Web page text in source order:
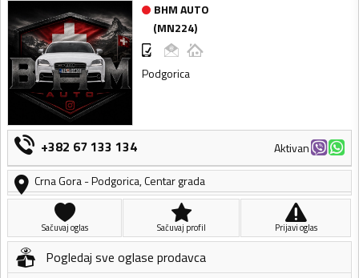
BHM AUTO
(MN224)
Podgorica
+382 67 133 134
Aktivan
Crna Gora-Podgorica,Centar grada
Sačuvaj oglas Sačuvaj profil Prijavi oglas
Pogledaj sve oglase prodavca